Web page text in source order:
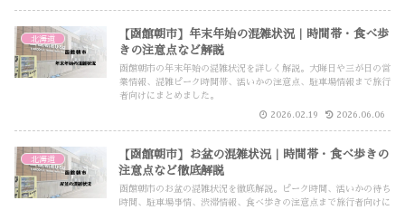
北海道
【函館朝市】年末年始の混雑状況｜時間帯・食べ歩
きの注意点など解説
函館朝市の年末年始の混雑状況を詳しく解説。大晦日や三が日の営
業情報、混雑ピーク時間帯、活いかの注意点、駐車場情報まで旅行
者向けにまとめました。
2026.02.19 2026.06.06
北海道
【函館朝市】お盆の混雑状況｜時間帯・食べ歩きの
注意点など徹底解説
函館朝市のお盆の混雑状況を徹底解説。ピーク時間、活いかの待ち
時間、駐車場事情、渋滞情報、食べ歩きの注意点まで旅行者向けに